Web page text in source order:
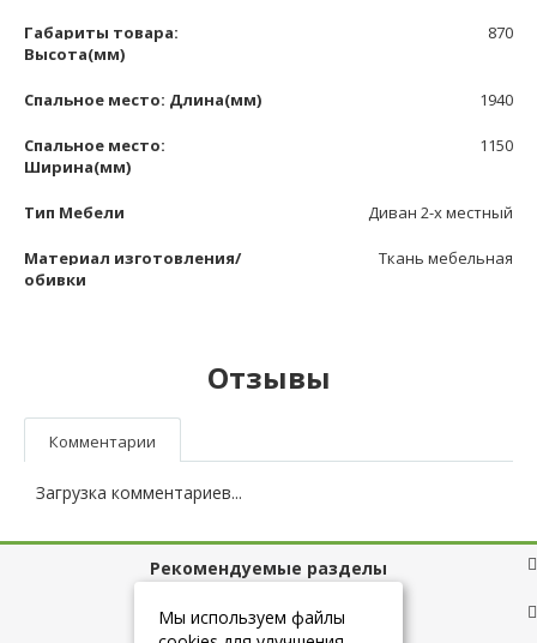
Габариты товара:
Высота(мм)
870
Спальное место: Длина(мм) 1940
Спальное место:
Ширина(мм)
1150
Тип Мебели Диван 2-х местный
Материал изготовления/
обивки
Ткань мебельная
Отзывы
Комментарии
Загрузка комментариев...
Рекомендуемые разделы
Полезные ссылки
Мы используем файлы